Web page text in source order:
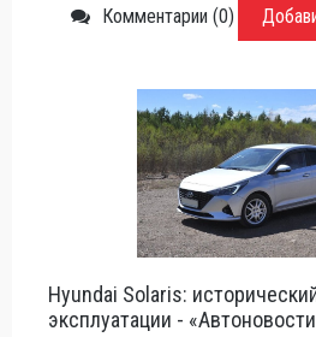
Комментарии (0)
Hyundai Solaris:
эксплуатации -